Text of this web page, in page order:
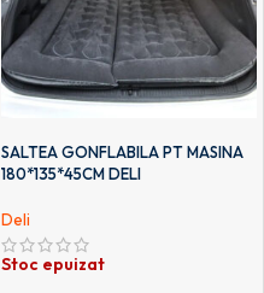
SALTEA GONFLABILA PT MASINA
180*135*45CM DELI
Deli
Stoc epuizat